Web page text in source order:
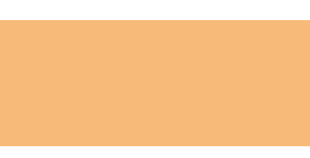
Katso koko valikoima